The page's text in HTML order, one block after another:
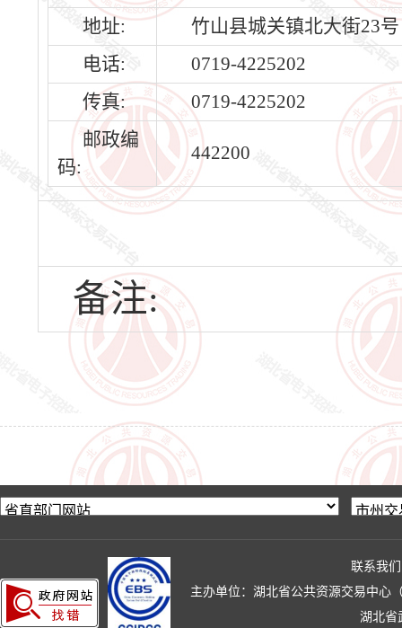
地址:
竹山县城关镇北大街23号
电话:
0719-4225202
传真:
0719-4225202
邮政编
码:
442200
备注:
联系我们
主办单位：湖北省公共资源交易中心
湖北省